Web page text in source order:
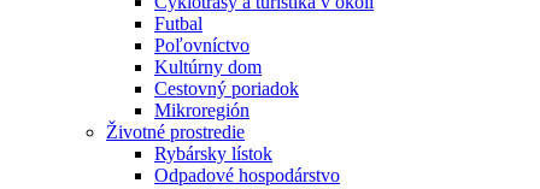
Futbal
Poľovníctvo
Kultúrny dom
Cestovný poriadok
Mikroregión
Životné prostredie
Rybársky lístok
Odpadové hospodárstvo